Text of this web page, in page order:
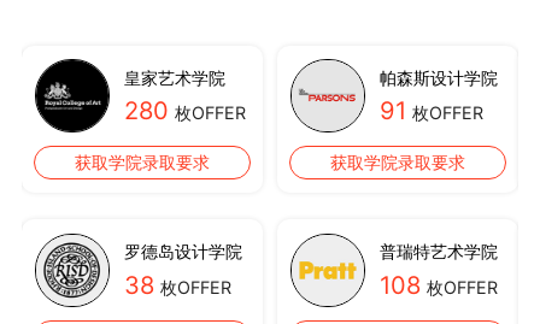
皇家艺术学院
280 枚OFFER
获取学院录取要求
帕森斯设计学院
91 枚OFFER
获取学院录取要求
罗德岛设计学院
38 枚OFFER
普瑞特艺术学院
108 枚OFFER